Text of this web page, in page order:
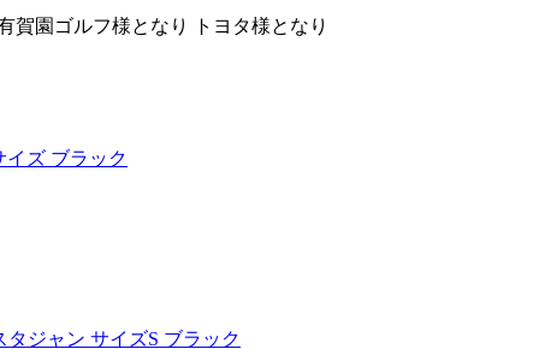
賀園ゴルフ様となり トヨタ様となり